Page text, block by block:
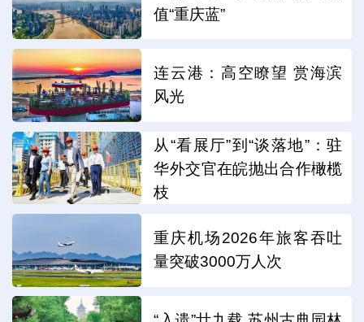
值“重庆蓝”
连云港：高空瞭望 赏海滨
风光
从“看展厅”到“谈落地”：驻
华外交官在皖抛出合作橄榄
枝
重庆机场2026年旅客吞吐
量突破3000万人次